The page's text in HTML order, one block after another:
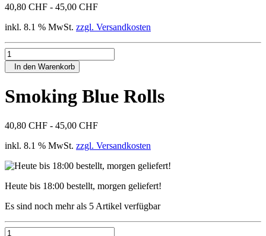
40,80 CHF - 45,00 CHF
inkl. 8.1 % MwSt. zzgl. Versandkosten
In den Warenkorb
Smoking Blue Rolls
40,80 CHF - 45,00 CHF
inkl. 8.1 % MwSt. zzgl. Versandkosten
Heute bis 18:00 bestellt, morgen geliefert!
Es sind noch mehr als 5 Artikel verfügbar